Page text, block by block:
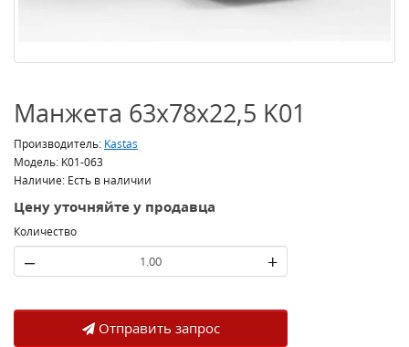
Манжета 63x78x22,5 K01
Производитель: Kastas
Модель: K01-063
Наличие: Есть в наличии
Цену уточняйте у продавца
Количество
– +
Отправить запрос